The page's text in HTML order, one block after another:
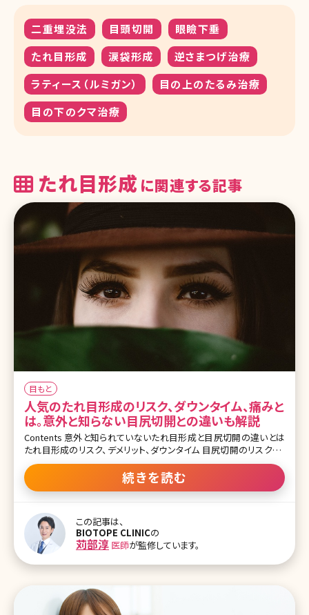
二重埋没法 目頭切開
眼瞼下垂
たれ目形成
涙袋形成
逆さまつげ治療
ラティース（ルミガン）
目の上のたるみ治療
目の下のクマ治療
たれ目形成 に関連する記事
目もと
人気のたれ目形成のリスク、ダウンタイム、痛みと
は。意外と知らない目尻切開との違いも解説
Contents 意外と知られていないたれ目形成と目尻切開の違いとは
たれ目形成のリスク、デメリット、ダウンタイム 目尻切開のリスク、デ
メリット、ダウンタイム たれ目形成と併用すると良い施術 まとめ 【監
修医師からのワンポイント】たれ目形成は当院でもよく行っている手
術ですが、誰にでも似合うわけではありませんし、リスクも伴います。
裏の粘膜側から切開する方法など様々です。どのような目が似合う
のか医師とよくシミュレーションして決めましょう。また、目尻切開も
人気の高い手術です。目の周りの骨格などを加味して幅を決めてい
きます。大きく目の横幅を変えたい場合は目尻靭帯移動術を一緒に
やると良い効果がでます。いずれにせよ、よく医師と相談し、最適な方
続きを読む
この記事は、
BIOTOPE CLINICの
苅部淳 医師が監修しています。